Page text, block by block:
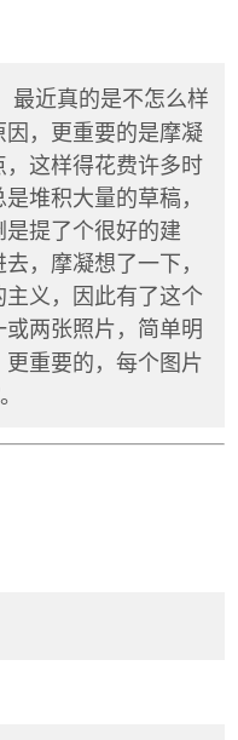
最近真的是不怎么样
，更重要的是摩凝
这样得花费许多时
堆积大量的草稿，
是提了个很好的建
，摩凝想了一下，
义，因此有了这个
两张照片，简单明
重要的，每个图片